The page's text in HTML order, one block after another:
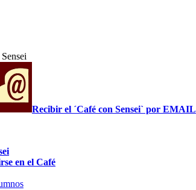
Recibir el ´Café con Sensei` por EMAIL
en el Café